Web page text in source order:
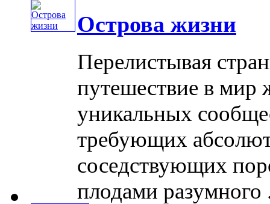
Острова жизни
Перелистывая
путешествие в мир
уникальных
требующих
соседствующих
плодами разумного